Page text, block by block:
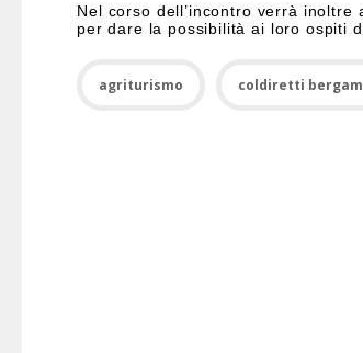
Nel corso dell’incontro verrà
per dare la possibilità ai loro ospiti
agriturismo coldiretti